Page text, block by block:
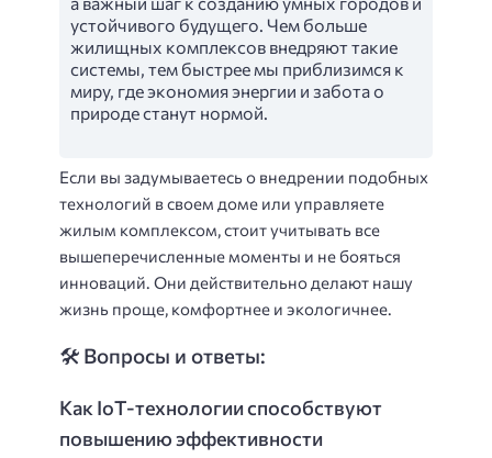
устойчивого будущего. Чем больше
жилищных комплексов внедряют такие
системы, тем быстрее мы приблизимся к
миру, где экономия энергии и забота о
природе станут нормой.
Если вы задумываетесь о внедрении подобных
технологий в своем доме или управляете
жилым комплексом, стоит учитывать все
вышеперечисленные моменты и не бояться
инноваций. Они действительно делают нашу
жизнь проще, комфортнее и экологичнее.
🛠️ Вопросы и ответы:
Как IoT-технологии способствуют
повышению эффективности